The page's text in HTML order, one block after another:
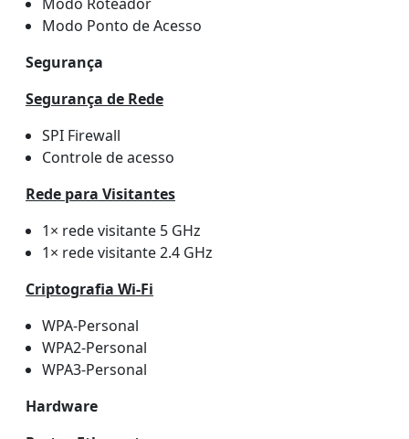
Modo Ponto de Acesso
Segurança
Segurança de Rede
SPI Firewall
Controle de acesso
Rede para Visitantes
1× rede visitante 5 GHz
1× rede visitante 2.4 GHz
Criptografia Wi-Fi
WPA-Personal
WPA2-Personal
WPA3-Personal
Hardware